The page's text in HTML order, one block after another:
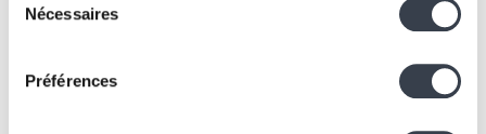
We work with
who may receive and
Nécessaires
Préférences
About
Services